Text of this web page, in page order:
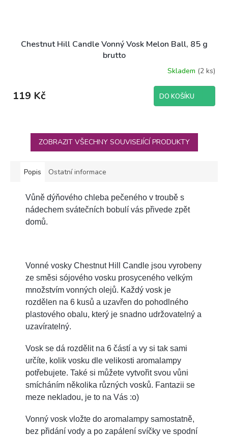
Chestnut Hill Candle Vonný Vosk Melon Ball, 85 g
brutto
produktu
je
hvězdiček.
Skladem (2 ks)
119 Kč DO KOŠÍKU
ZOBRAZIT VŠECHNY SOUVISEJÍCÍ PRODUKTY
Popis Ostatní informace
Vůně dýňového chleba pečeného v troubě s
nádechem svátečních bobulí vás přivede zpět
domů.
Vonné vosky Chestnut Hill Candle jsou vyrobeny
ze směsi sójového vosku prosyceného velkým
množstvím vonných olejů. Každý vosk je
rozdělen na 6 kusů a uzavřen do pohodlného
plastového obalu, který je snadno udržovatelný a
uzavíratelný.
Vosk se dá rozdělit na 6 částí a vy si tak sami
určíte, kolik vosku dle velikosti aromalampy
potřebujete. Také si můžete vytvořit svou vůni
smícháním několika různých vosků. Fantazii se
meze nekladou, je to na Vás :o)
Vonný vosk vložte do aromalampy samostatně,
bez přidání vody a po zapálení svíčky ve spodní